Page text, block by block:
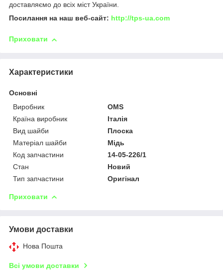
доставляємо до всіх міст України.
Посилання на наш веб-сайт: http://tps-ua.com
Приховати
Характеристики
Основні
Виробник
OMS
Країна виробник
Італія
Вид шайби
Плоска
Матеріал шайби
Мідь
Код запчастини
14-05-226/1
Стан
Новий
Тип запчастини
Оригінал
Приховати
Умови доставки
Нова Пошта
Всі умови доставки